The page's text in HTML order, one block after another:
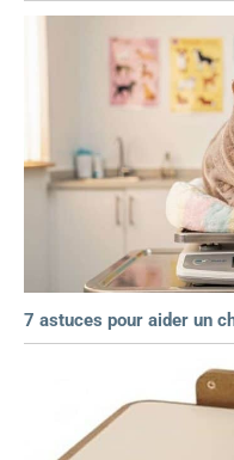
7 astuces pour aider un